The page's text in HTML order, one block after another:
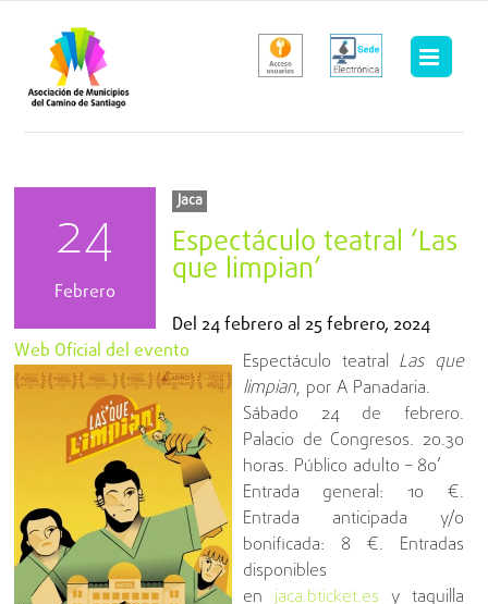
contenido
24
Febrero
Jaca
Espectáculo teatral ‘Las
que limpian’
Del24 febrero al25 febrero, 2024
Web Oficial del evento
Espectáculo teatral Las que
limpian, por A Panadaria.
Sábado 24 de febrero.
Palacio de Congresos. 20.30
horas. Público adulto – 80’
Entrada general: 10 €.
Entrada anticipada y/o
bonificada: 8 €. Entradas
disponibles
enjaca.bticket.es y taquilla